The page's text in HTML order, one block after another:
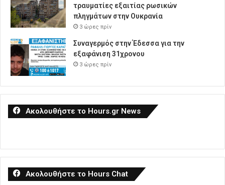
τραυματίες εξαιτίας ρωσικών
πληγμάτων στην Ουκρανία
3 ώρες πρίν
Συναγερμός στην Έδεσσα για την
εξαφάνιση 31χρονου
3 ώρες πρίν
Ακολουθήστε το Hours.gr News
Ακολουθήστε το Hours Chat